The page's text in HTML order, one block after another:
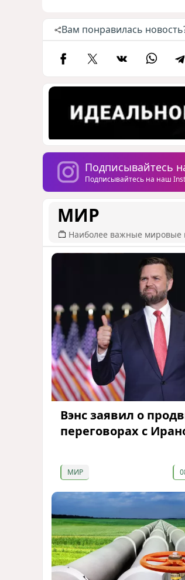
Вам понравилась
Подписывайтесь
Подписывайтесь на наш
МИР
Наиболее важные мировые
Вэнс заявил о
переговорах с
МИР